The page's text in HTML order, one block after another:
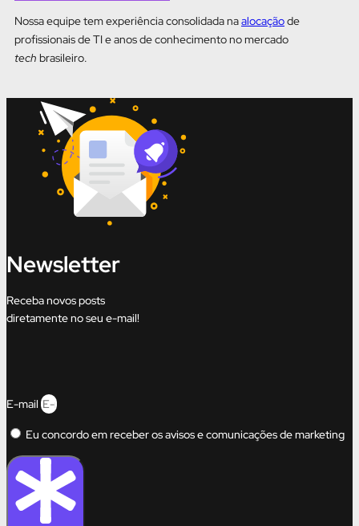
Nossa equipe tem experiência consolidada naalocaçãode
profissionais de TI e anos de conhecimento no mercado
tech brasileiro.
Newsletter
Receba novos posts
diretamente no seu e-mail!
E-mail
Eu concordo em receber os avisos e comunicações de marketing